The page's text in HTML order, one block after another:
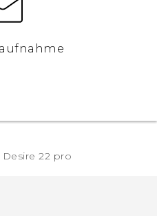
Desire 22 pro‎